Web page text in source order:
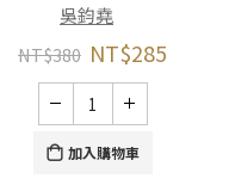
吳鈞堯
NT$380 NT$285
加入購物車